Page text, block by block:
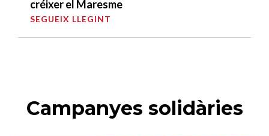
créixer el Maresme
SEGUEIX LLEGINT
Campanyes solidàries